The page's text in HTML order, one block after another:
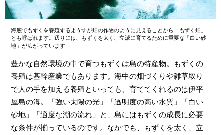
海底でもずくを養殖するようすが畑の作物のように見えることから「もずく畑」
とも呼ばれます。辺りには、もずくを太く、立派に育てるために重要な「白い砂
地」が広がっています
豊かな自然環境の中で育つもずくは島の特産物。もずくの
養殖は基幹産業でもあります。海中の畑づくりや雑草取り
で人の手を加える養殖といっても、育ててくれるのは伊平
屋島の海。「強い太陽の光」「透明度の高い水質」「白い
砂地」「適度な潮の流れ」と、島にはもずくの成長に必要
な条件が揃っているのです。なかでも、もずくを太く、立